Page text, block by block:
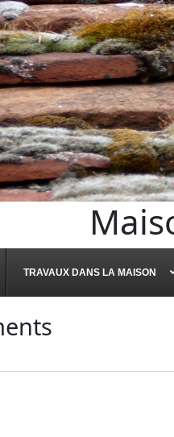
TRAVAUX DANS LA MAISON